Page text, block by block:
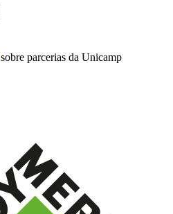
sobre parcerias da Unicamp